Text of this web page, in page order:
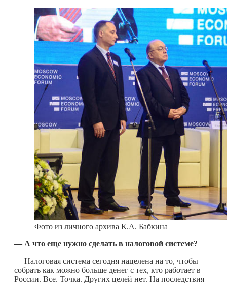
Фото из личного архива К.А. Бабкина
— А что еще нужно сделать в налоговой системе?
— Налоговая система сегодня нацелена на то, чтобы
собрать как можно больше денег с тех, кто работает в
России. Все. Точка. Других целей нет. На последствия